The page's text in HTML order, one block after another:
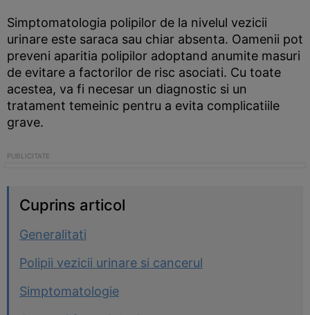
Simptomatologia polipilor de la nivelul vezicii
urinare este saraca sau chiar absenta. Oamenii pot
preveni aparitia polipilor adoptand anumite masuri
de evitare a factorilor de risc asociati. Cu toate
acestea, va fi necesar un diagnostic si un
tratament temeinic pentru a evita complicatiile
grave.
Cuprins articol
Generalitati
Polipii vezicii urinare si cancerul
Simptomatologie